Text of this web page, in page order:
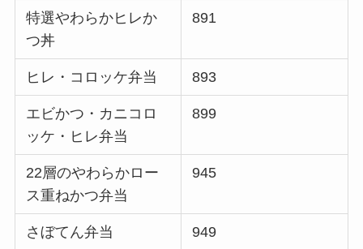
特選やわらかヒレか
つ丼
891
ヒレ・コロッケ弁当 893
エビかつ・カニコロ
ッケ・ヒレ弁当
899
22層のやわらかロー
ス重ねかつ弁当
945
さぼてん弁当 949